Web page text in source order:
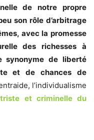
de notre propre
son rôle d’arbitrage
avec la promesse
des richesses à
synonyme de liberté
et de chances de
l’individualisme
et criminelle du